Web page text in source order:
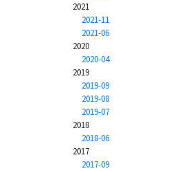
2021
2021-11
2021-06
2020
2020-04
2019
2019-09
2019-08
2019-07
2018
2018-06
2017
2017-09